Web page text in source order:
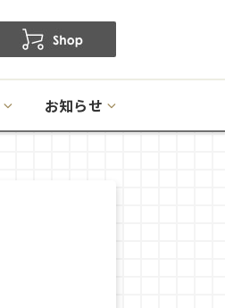
お知らせ